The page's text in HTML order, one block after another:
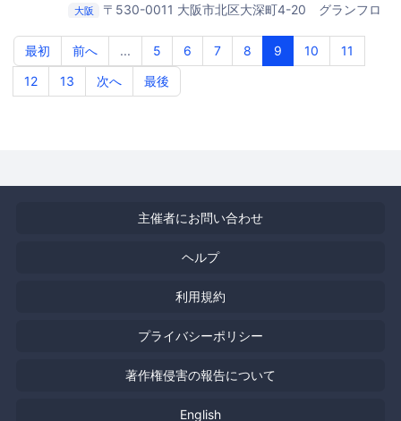
大阪
〒530-0011 大阪市北区大深町4-20 グランフロ
フィス
最初 前へ ... 5 6 7 8 9 10
11
12
13 次へ 最後
主催者にお問い合わせ
ヘルプ
利用規約
プライバシーポリシー
著作権侵害の報告について
English